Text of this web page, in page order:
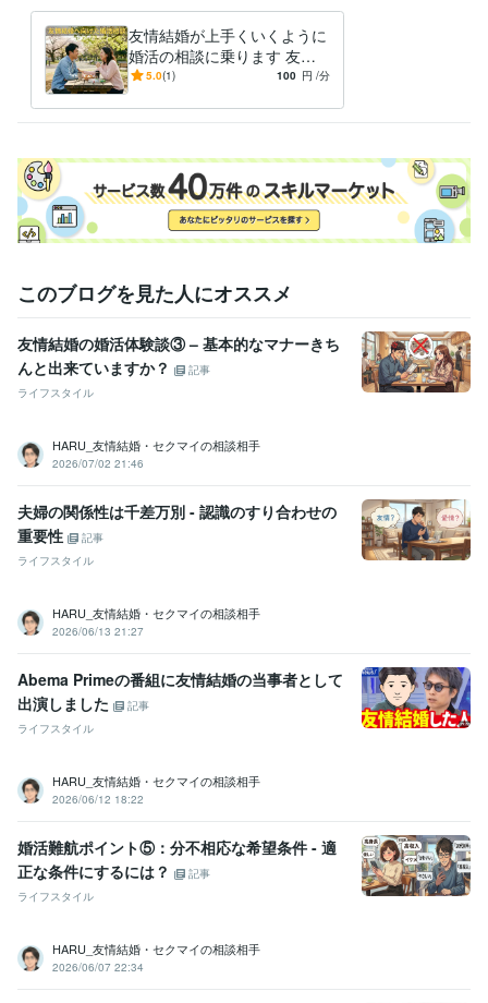
友情結婚が上手くいくように
婚活の相談に乗ります 友情
結婚活動歴3年/成功も失敗も
す
5.0(1) 100 円 /分
このブログを見た人にオススメ
友情結婚の婚活体験談③ – 基本的なマナーきち
んと出来ていますか？
記事
ライフスタイル
HARU_友情結婚・セクマイの相談相手
2026/07/02 21:46
夫婦の関係性は千差万別 - 認識のすり合わせの
重要性
記事
ライフスタイル
HARU_友情結婚・セクマイの相談相手
2026/06/13 21:27
Abema Primeの番組に友情結婚の当事者として
出演しました
記事
ライフスタイル
HARU_友情結婚・セクマイの相談相手
2026/06/12 18:22
婚活難航ポイント⑤：分不相応な希望条件 - 適
正な条件にするには？
記事
ライフスタイル
HARU_友情結婚・セクマイの相談相手
2026/06/07 22:34